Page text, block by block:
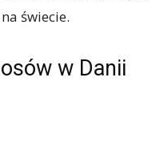
świecie.
w Danii